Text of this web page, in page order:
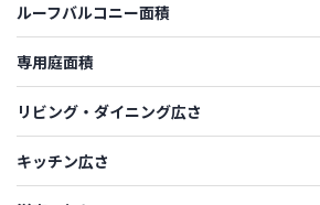
ルーフバルコニー面積
専用庭面積
リビング・ダイニング広さ
キッチン広さ